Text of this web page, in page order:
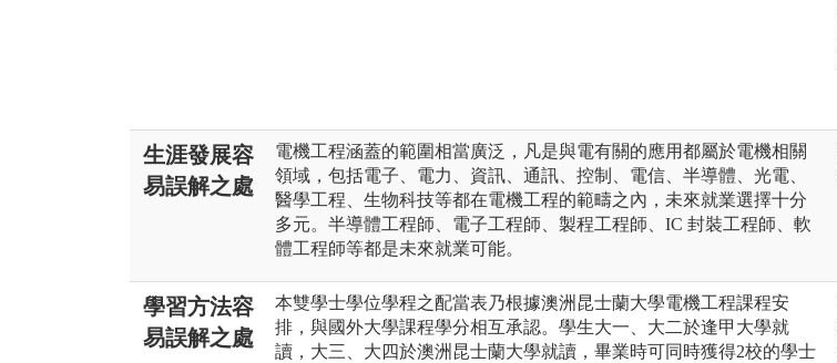
生涯發展容
易誤解之處
電機工程涵蓋的範圍相當廣泛，凡是與電有關的應用都屬於電機相關
領域，包括電子、電力、資訊、通訊、控制、電信、半導體、光電、
醫學工程、生物科技等都在電機工程的範疇之內，未來就業選擇十分
多元。半導體工程師、電子工程師、製程工程師、IC 封裝工程師、軟
體工程師等都是未來就業可能。
學習方法容
易誤解之處
本雙學士學位學程之配當表乃根據澳洲昆士蘭大學電機工程課程安
排，與國外大學課程學分相互承認。學生大一、大二於逢甲大學就
讀，大三、大四於澳洲昆士蘭大學就讀，畢業時可同時獲得2校的學士